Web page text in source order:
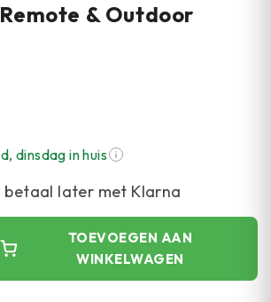
& Outdoor
dinsdag in huis
betaal later met Klarna
TOEVOEGEN AAN
WINKELWAGEN